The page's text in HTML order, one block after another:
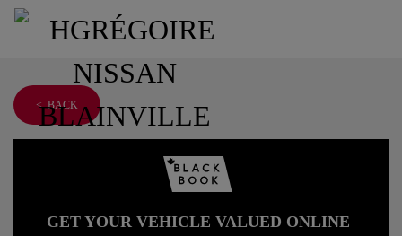
< BACK
GET YOUR VEHICLE VALUED ONLINE